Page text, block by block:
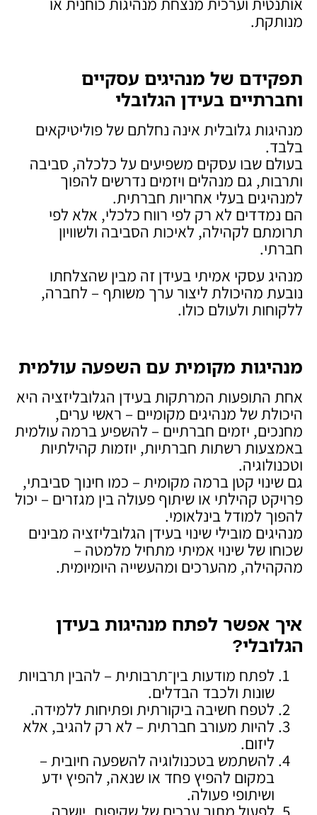
מנותקת.
תפקידם של מנהיגים עסקיים
וחברתיים בעידן הגלובלי
מנהיגות גלובלית אינה נחלתם של פוליטיקאים
בלבד.
בעולם שבו עסקים משפיעים על כלכלה, סביבה
ותרבות, גם מנהלים ויזמים נדרשים להפוך
למנהיגים בעלי אחריות חברתית.
הם נמדדים לא רק לפי רווח כלכלי, אלא לפי
תרומתם לקהילה, לאיכות הסביבה ולשוויון
חברתי.
מנהיג עסקי אמיתי בעידן זה מבין שהצלחתו
נובעת מהיכולת ליצור ערך משותף – לחברה,
ללקוחות ולעולם כולו.
מנהיגות מקומית עם השפעה עולמית
אחת התופעות המרתקות בעידן הגלובליזציה היא
היכולת של מנהיגים מקומיים – ראשי ערים,
מחנכים, יזמים חברתיים – להשפיע ברמה עולמית
באמצעות רשתות חברתיות, יוזמות קהילתיות
וטכנולוגיה.
גם שינוי קטן ברמה מקומית – כמו חינוך סביבתי,
פרויקט קהילתי או שיתוף פעולה בין מגזרים – יכול
להפוך למודל בינלאומי.
מנהיגים מובילי שינוי בעידן הגלובליזציה מבינים
שכוחו של שינוי אמיתי מתחיל מלמטה –
מהקהילה, מהערכים ומהעשייה היומיומית.
איך אפשר לפתח מנהיגות בעידן
הגלובלי?
לפתח מודעות בין־תרבותית – להבין תרבויות
שונות ולכבד הבדלים.
לטפח חשיבה ביקורתית ופתיחות ללמידה.
להיות מעורב חברתית – לא רק להגיב, אלא
ליזום.
להשתמש בטכנולוגיה להשפעה חיובית –
במקום להפיץ פחד או שנאה, להפיץ ידע
ושיתופי פעולה.